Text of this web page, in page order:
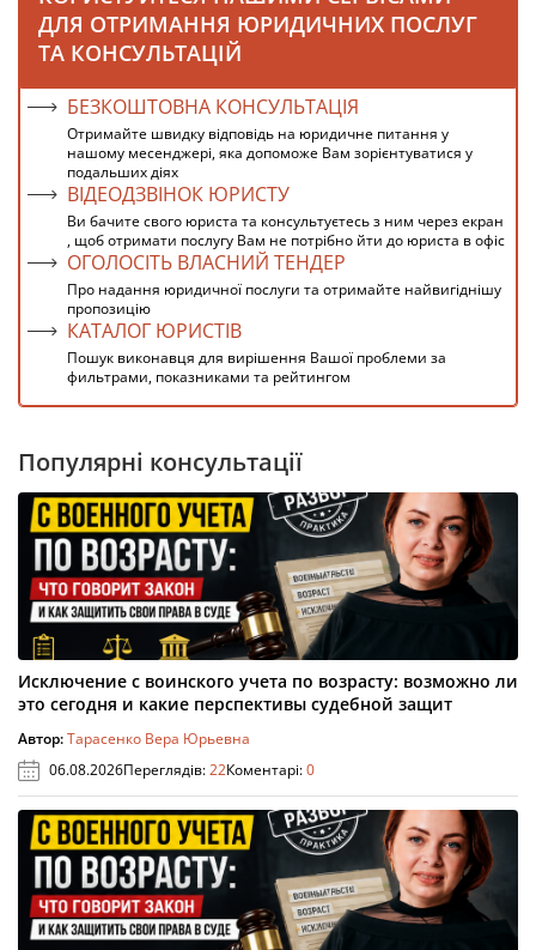
ДЛЯ ОТРИМАННЯ ЮРИДИЧНИХ ПОСЛУГ
ТА КОНСУЛЬТАЦІЙ
БЕЗКОШТОВНА КОНСУЛЬТАЦІЯ
Отримайте швидку відповідь на юридичне питання у
нашому месенджері, яка допоможе Вам зорієнтуватися у
подальших діях
ВІДЕОДЗВІНОК ЮРИСТУ
Ви бачите свого юриста та консультуєтесь з ним через екран
, щоб отримати послугу Вам не потрібно йти до юриста в офіс
ОГОЛОСІТЬ ВЛАСНИЙ ТЕНДЕР
Про надання юридичної послуги та отримайте найвигіднішу
пропозицію
КАТАЛОГ ЮРИСТІВ
Пошук виконавця для вирішення Вашої проблеми за
фильтрами, показниками та рейтингом
Популярні консультації
Исключение с воинского учета по возрасту: возможно ли
это сегодня и какие перспективы судебной защит
Автор:Тарасенко Вера Юрьевна
06.08.2026Переглядів:22Коментарі:0